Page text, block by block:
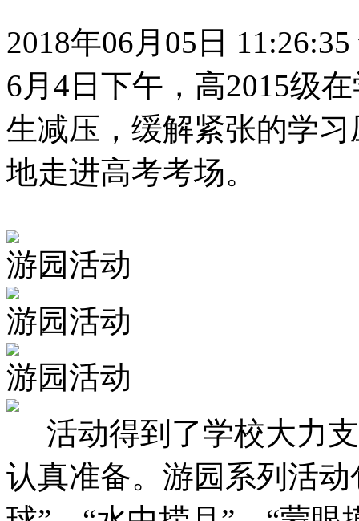
2018年06月05日 11:26:35
6月4日下午，高2015级
生减压，缓解紧张的学
地走进高考考场。
游园活动
游园活动
游园活动
活动得到了学校大力
认真准备。游园系列活